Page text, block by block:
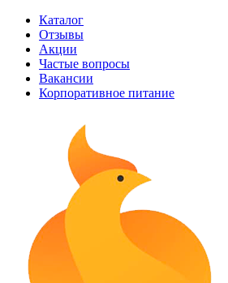
Каталог
Отзывы
Акции
Частые вопросы
Вакансии
Корпоративное питание